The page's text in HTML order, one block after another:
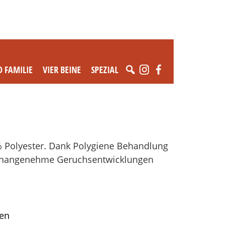
FAMILIE VIER BEINE SPEZIAL
Dank Polygiene Behandlung
Geruchsentwicklungen